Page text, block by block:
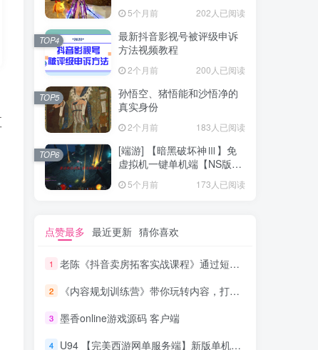
5个月前 202人已阅读
最新抖音影视号被评级申诉
方法视频教程
2个月前 200人已阅读
TOP4
孙悟空、猪悟能和沙悟净的
真实身份
2个月前 183人已阅读
TOP5
[端游] 【暗黑破坏神Ⅲ】免
虚拟机一键单机端【NS版
5个月前 173人已阅读
TOP6
点赞最多 最近更新 猜你喜欢
1 老陈《抖音卖房拓客实战课程》通过短视频引流拓客
2 《内容规划训练营》带你玩转内容，打造爆文，自媒体人必看
3 墨香online游戏源码 客户端
4 U94 【完美西游网单服务端】新版单机一键安装游戏客户端带GM管理工具[附安装搭建教程]